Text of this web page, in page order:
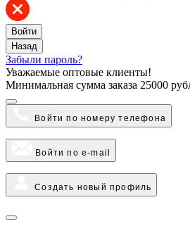
Войти
Назад
Забыли пароль?
Уважаемые оптовые клиенты!
Минимальная сумма заказа 25000
Войти по номеру телефона
Войти по e-mail
Создать новый профиль